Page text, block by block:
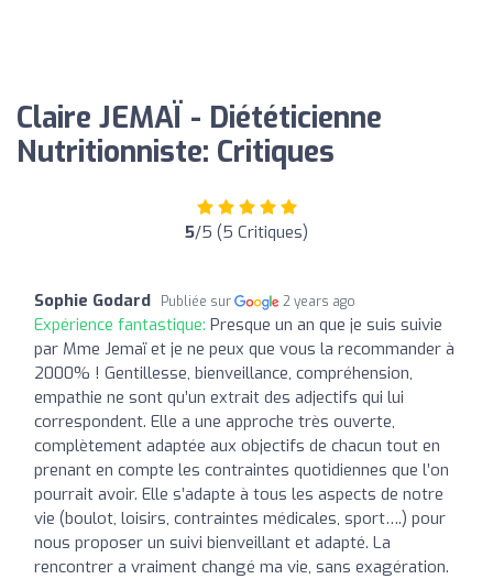
Claire JEMAÏ - Diététicienne
Nutritionniste: Critiques
5/5 (5 Critiques)
Sophie Godard Publiée sur 2 years ago
Expérience fantastique: Presque un an que je suis suivie
par Mme Jemaï et je ne peux que vous la recommander à
2000% ! Gentillesse, bienveillance, compréhension,
empathie ne sont qu’un extrait des adjectifs qui lui
correspondent. Elle a une approche très ouverte,
complètement adaptée aux objectifs de chacun tout en
prenant en compte les contraintes quotidiennes que l’on
pourrait avoir. Elle s’adapte à tous les aspects de notre
vie (boulot, loisirs, contraintes médicales, sport….) pour
nous proposer un suivi bienveillant et adapté. La
rencontrer a vraiment changé ma vie, sans exagération.